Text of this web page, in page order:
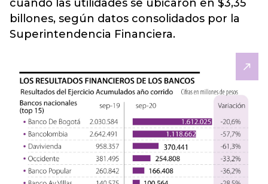
cuando las utilidades se ubicaron en $3,35
billones, según datos consolidados por la
Superintendencia Financiera.